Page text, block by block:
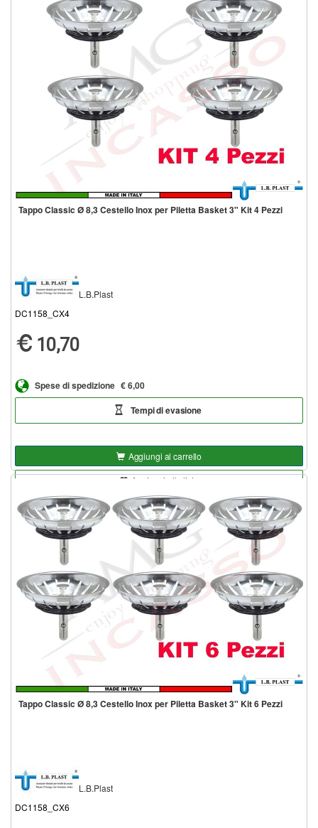
Tappo Classic Ø 8,3 Cestello Inox per Piletta Basket 3" Kit 4 Pezzi
L.B.Plast
DC1158_CX4
10,70
Spese di spedizione € 6,00
Tempi di evasione
Aggiungi al carrello
Aggiungi alla lista
Tappo Classic Ø 8,3 Cestello Inox per Piletta Basket 3" Kit 6 Pezzi
L.B.Plast
DC1158_CX6